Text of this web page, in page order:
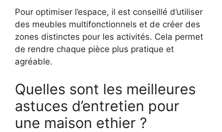
Pour optimiser l’espace, il est conseillé d’utiliser
des meubles multifonctionnels et de créer des
zones distinctes pour les activités. Cela permet
de rendre chaque pièce plus pratique et
agréable.
Quelles sont les meilleures
astuces d’entretien pour
une maison ethier ?